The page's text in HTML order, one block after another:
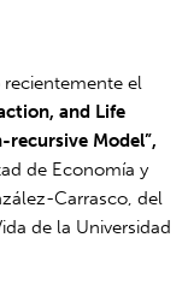
el
and Life
recursive Model”,
de Economía y
Carrasco, del
de la Universidad